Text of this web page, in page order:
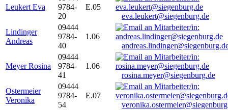
Leukert Eva
9784-
20
E.05
eva.leukert@siegenburg.de
Lindinger
Andreas
09444
9784-
40
1.06
Meyer Rosina
09444
9784-
41
1.06
rosina.meyer@siegenburg.de
Ostermeier
Veronika
09444
9784-
54
E.07